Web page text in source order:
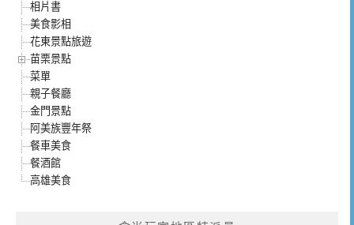
相片書
美食影相
花東景點旅遊
苗栗景點
菜單
親子餐廳
金門景點
阿美族豐年祭
餐車美食
餐酒館
高雄美食